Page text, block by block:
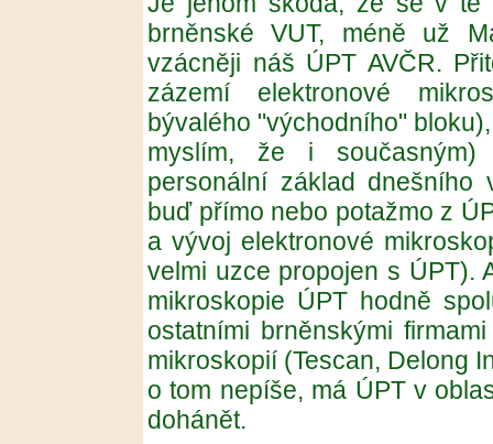
brněnské VUT, méně už
vzácněji náš ÚPT AVČR.
zázemí elektronové
bývalého "východního"
myslím, že i
personální základ dnešního
buď přímo nebo potažmo z
a vývoj elektronové
velmi uzce propojen s ÚPT).
mikroskopie ÚPT hodně
ostatními brněnskými
mikroskopií (Tescan, Delong
o tom nepíše, má ÚPT v
dohánět.